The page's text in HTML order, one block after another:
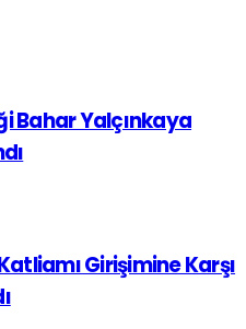
Bahar Yalçınkaya
Girişimine Karşı